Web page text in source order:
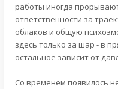
работы иногда
ответственности за
облаков и общую
здесь только за шар - в
остальное зависит от
Со временем появилось